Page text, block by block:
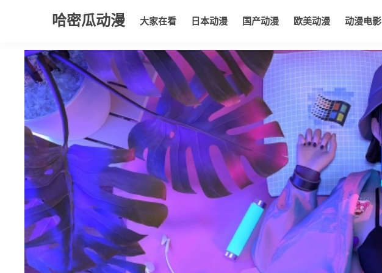
哈密瓜动漫 大家在看 日本动漫 国产动漫 欧美动漫 动漫电影
大家在看 日本动漫 国产动漫 欧美动漫 动漫电影 动态漫画